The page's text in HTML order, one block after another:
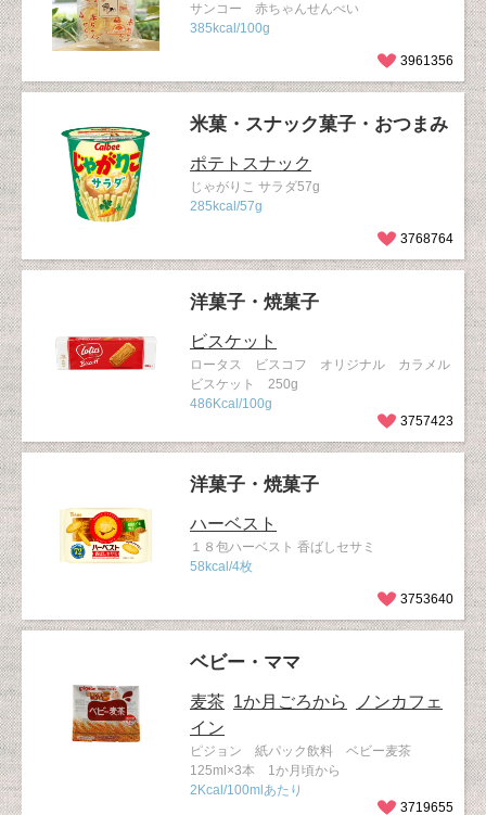
サンコー 赤ちゃんせんべい
385kcal/100g
3961356
米菓・スナック菓子・おつまみ
ポテトスナック
じゃがりこ サラダ57g
285kcal/57g
3768764
洋菓子・焼菓子
ビスケット
ロータス ビスコフ オリジナル カラメル
ビスケット 250g
486Kcal/100g
3757423
洋菓子・焼菓子
ハーベスト
１８包ハーベスト 香ばしセサミ
58kcal/4枚
3753640
ベビー・ママ
麦茶 1か月ごろから
ノンカフェ
イン
ピジョン 紙パック飲料 ベビー麦茶
125ml×3本 1か月頃から
2Kcal/100mlあたり
3719655